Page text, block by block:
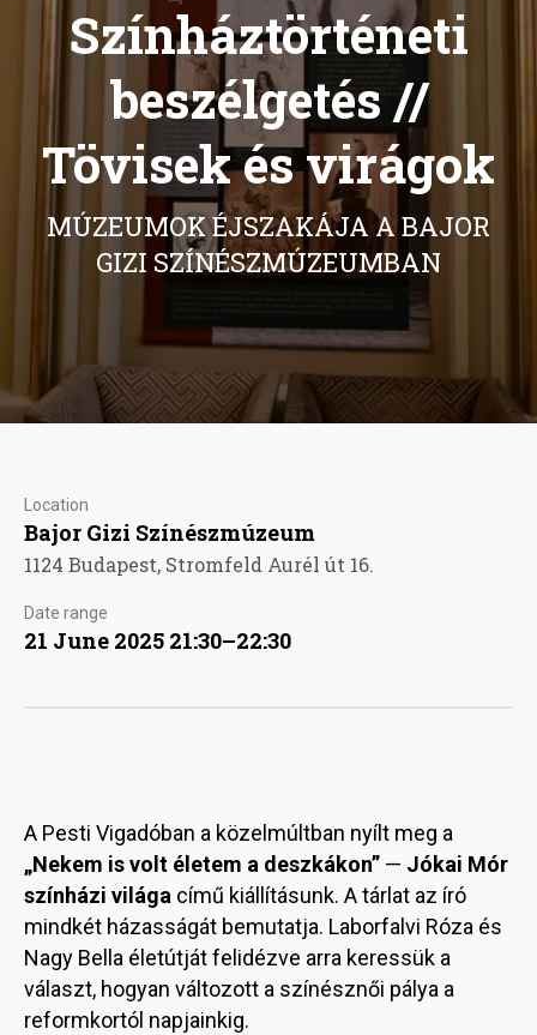
Színháztörténeti
beszélgetés //
Tövisek és virágok
MÚZEUMOK ÉJSZAKÁJA A BAJOR
GIZI SZÍNÉSZMÚZEUMBAN
Location
Bajor Gizi Színészmúzeum
1124 Budapest, Stromfeld Aurél út 16.
Date range
21 June 2025 21:30–22:30
A Pesti Vigadóban a közelmúltban nyílt meg a
„Nekem is volt életem a deszkákon” — Jókai Mór
színházi világa című kiállításunk. A tárlat az író
mindkét házasságát bemutatja. Laborfalvi Róza és
Nagy Bella életútját felidézve arra keressük a
választ, hogyan változott a színésznői pálya a
reformkortól napjainkig.